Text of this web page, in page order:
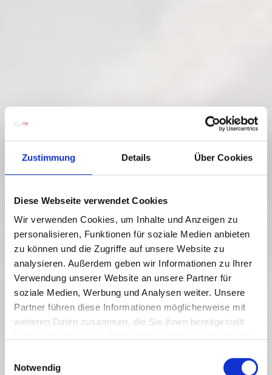
Zustimmung Details Über Cookies
Diese Webseite verwendet Cookies
Wir verwenden Cookies, um Inhalte und Anzeigen zu
personalisieren, Funktionen für soziale Medien anbieten
zu können und die Zugriffe auf unsere Website zu
analysieren. Außerdem geben wir Informationen zu Ihrer
Verwendung unserer Website an unsere Partner für
soziale Medien, Werbung und Analysen weiter. Unsere
Partner führen diese Informationen möglicherweise mit
weiteren Daten zusammen, die Sie ihnen bereitgestellt
Notwendig